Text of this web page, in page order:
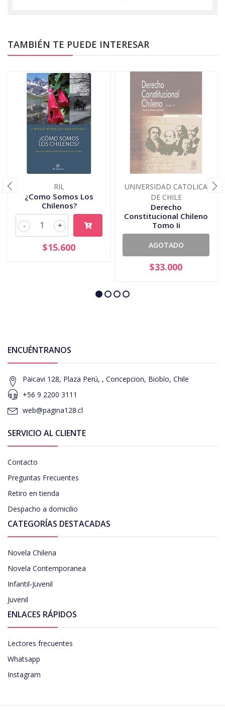
TAMBIÉN TE PUEDE INTERESAR
RIL
¿Como Somos Los
Chilenos?
+
-
$15.600
UNIVERSIDAD CATOLICA
DE CHILE
Derecho
Constitucional Chileno
Tomo Ii
AGOTADO
$33.000
ENCUÉNTRANOS
Paicavi 128, Plaza Perú, , Concepcion, Biobío, Chile
+56 9 2200 3111
web@pagina128.cl
SERVICIO AL CLIENTE
Contacto
Preguntas Frecuentes
Retiro en tienda
Despacho a domicilio
CATEGORÍAS DESTACADAS
Novela Chilena
Novela Contemporanea
Infantil-Juvenil
Juvenil
ENLACES RÁPIDOS
Lectores frecuentes
Whatsapp
Instagram